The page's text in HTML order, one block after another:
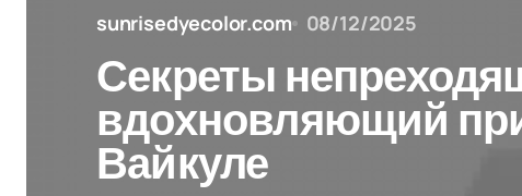
sunrisedyecolor.com 08/12/2025
Секреты
вдохновляющий
Вайкуле